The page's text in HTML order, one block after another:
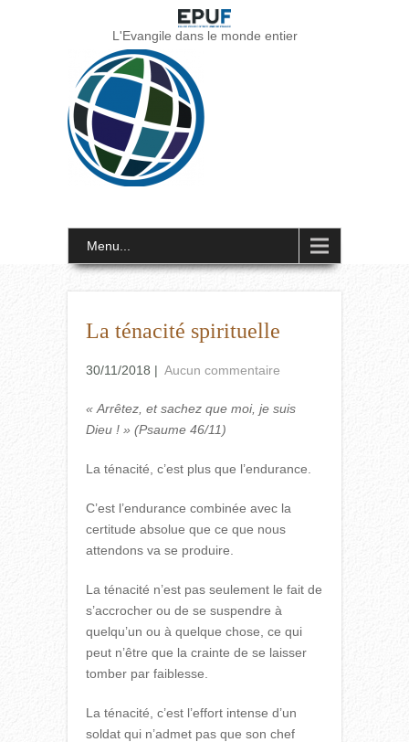
L'Evangile dans le monde entier
Menu...
La ténacité spirituelle
30/11/2018 | Aucun commentaire
« Arrêtez, et sachez que moi, je suis
Dieu ! » (Psaume 46/11)
La ténacité, c’est plus que l’endurance.
C’est l’endurance combinée avec la
certitude absolue que ce que nous
attendons va se produire.
La ténacité n’est pas seulement le fait de
s’accrocher ou de se suspendre à
quelqu’un ou à quelque chose, ce qui
peut n’être que la crainte de se laisser
tomber par faiblesse.
La ténacité, c’est l’effort intense d’un
soldat qui n’admet pas que son chef